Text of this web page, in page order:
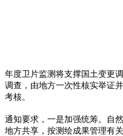
年度卫片监测将支撑国土变更
调查，由地方一次性核实举证
考核。
通知要求，一是加强统筹。自
地方共享，按测绘成果管理有